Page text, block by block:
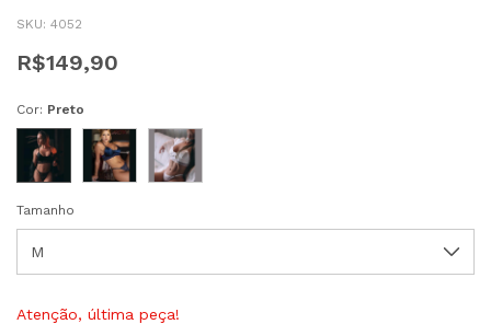
SKU: 4052
R$149,90
Cor: Preto
Tamanho
Atenção, última peça!